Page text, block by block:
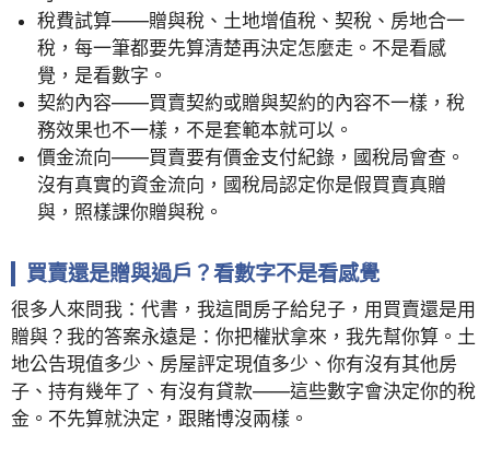
稅費試算——贈與稅、土地增值稅、契稅、房地合一
稅，每一筆都要先算清楚再決定怎麼走。不是看感
覺，是看數字。
契約內容——買賣契約或贈與契約的內容不一樣，稅
務效果也不一樣，不是套範本就可以。
價金流向——買賣要有價金支付紀錄，國稅局會查。
沒有真實的資金流向，國稅局認定你是假買賣真贈
與，照樣課你贈與稅。
買賣還是贈與過戶？看數字不是看感覺
很多人來問我：代書，我這間房子給兒子，用買賣還是用
贈與？我的答案永遠是：你把權狀拿來，我先幫你算。土
地公告現值多少、房屋評定現值多少、你有沒有其他房
子、持有幾年了、有沒有貸款——這些數字會決定你的稅
金。不先算就決定，跟賭博沒兩樣。